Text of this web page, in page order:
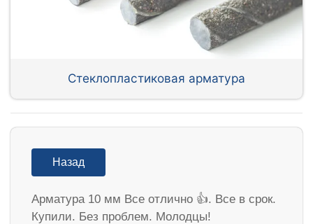
Стеклопластиковая арматура
Назад
Арматура 10 мм Все отлично 👍. Все в срок.
Купили. Без проблем. Молодцы!